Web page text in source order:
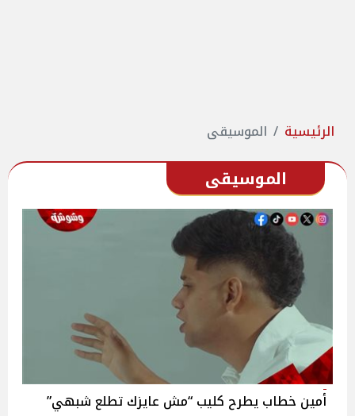
الرئيسية الموسيقى
الموسيقى
أمين خطاب يطرح كليب “مش عايزك تطلع شبهي”